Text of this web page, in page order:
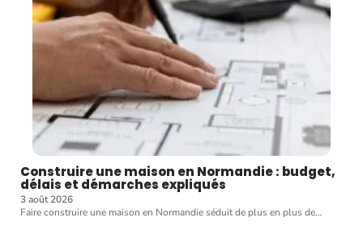
Construire une maison en Normandie : budget,
délais et démarches expliqués
3 août 2026
Faire construire une maison en Normandie séduit de plus en plus de…